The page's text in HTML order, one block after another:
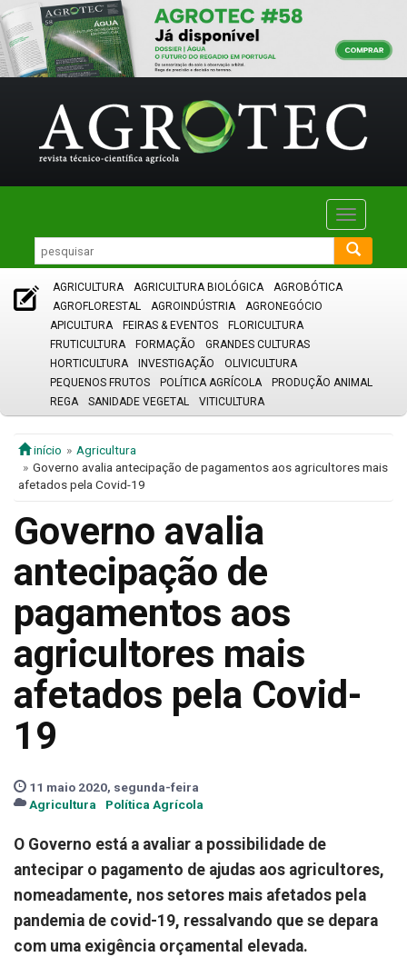
Toggle
AGRICULTURA AGRICULTURA BIOLÓGICA
AGROBÓTICA
AGROFLORESTAL
AGROINDÚSTRIA
AGRONEGÓCIO
APICULTURA
FEIRAS & EVENTOS
FLORICULTURA
FRUTICULTURA
FORMAÇÃO
GRANDES CULTURAS
HORTICULTURA
INVESTIGAÇÃO
OLIVICULTURA
PEQUENOS FRUTOS
POLÍTICA AGRÍCOLA
PRODUÇÃO ANIMAL
REGA
SANIDADE VEGETAL VITICULTURA
início
Agricultura
Governo avalia antecipação de pagamentos aos agricultores mais
afetados pela Covid-19
Governo avalia
antecipação de
pagamentos aos
agricultores mais
afetados pela Covid-
19
11 maio 2020, segunda-feira
Agricultura
Política Agrícola
O Governo está a avaliar a possibilidade de
antecipar o pagamento de ajudas aos agricultores,
nomeadamente, nos setores mais afetados pela
pandemia de covid-19, ressalvando que se depara
com uma exigência orçamental elevada.